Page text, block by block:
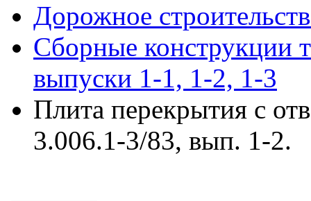
Дорожное
Сборные конструкции
выпуски 1-1, 1-2, 1-3
Плита перекрытия с
3.006.1-3/83, вып. 1-2.